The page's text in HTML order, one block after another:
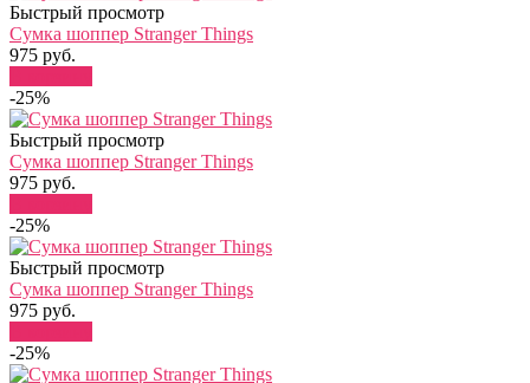
Быстрый просмотр
Сумка шоппер Stranger Things
975 руб.
-25%
Быстрый просмотр
Сумка шоппер Stranger Things
975 руб.
-25%
Быстрый просмотр
Сумка шоппер Stranger Things
975 руб.
-25%